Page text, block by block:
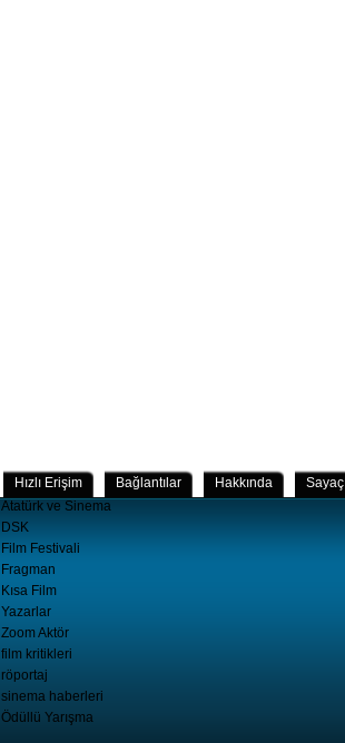
Hızlı Erişim Bağlantılar Hakkında
Sayaç
Atatürk ve Sinema
DSK
Film Festivali
Fragman
Kısa Film
Yazarlar
Zoom Aktör
film kritikleri
röportaj
sinema haberleri
Ödüllü Yarışma